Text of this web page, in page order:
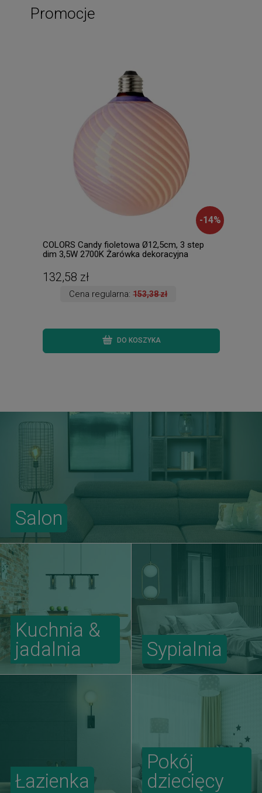
Promocje
-14%
COLORS Candy fioletowa Ø12,5cm, 3 step
dim 3,5W 2700K Żarówka dekoracyjna
132,58 zł
Cena regularna:153,38 zł
DO KOSZYKA
Salon
Kuchnia &
jadalnia
Sypialnia
Łazienka
Pokój
dziecięcy